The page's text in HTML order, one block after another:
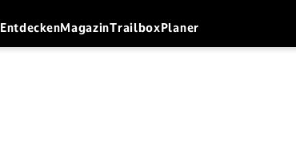
EntdeckenMagazinTrailboxPlaner